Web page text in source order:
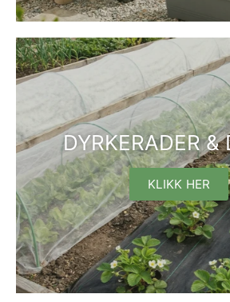
DYRKERADER &
KLIKK HER